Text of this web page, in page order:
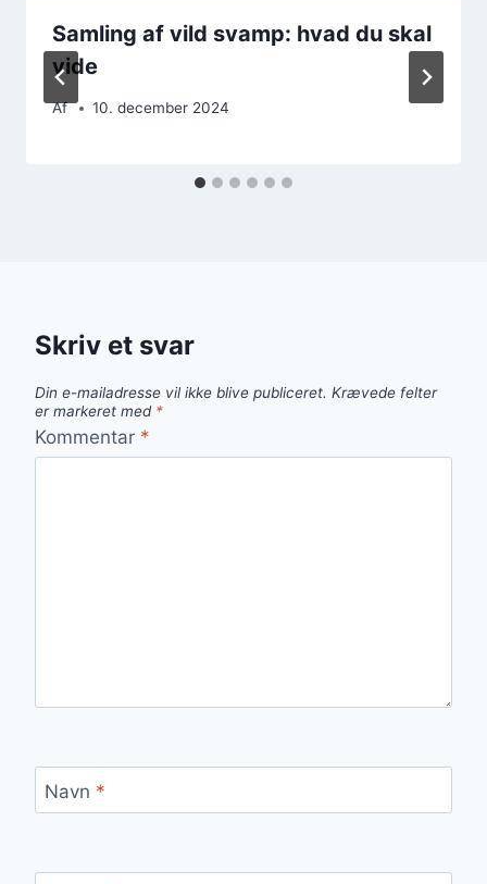
Samling af vild svamp: hvad du skal
vide
Af 10. december 2024
Skriv et svar
Din e-mailadresse vil ikke blive publiceret. Krævede felter
er markeret med *
Kommentar *
Navn *